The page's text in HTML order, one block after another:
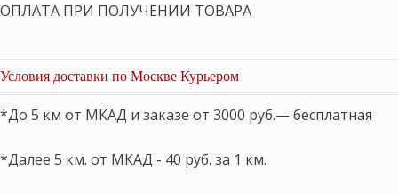
ОПЛАТА ПРИ ПОЛУЧЕНИИ ТОВАРА
Условия доставки по Москве Курьером
*До 5 км от МКАД и заказе от 3000 руб.— бесплатная
*Далее 5 км. от МКАД - 40 руб. за 1 км.